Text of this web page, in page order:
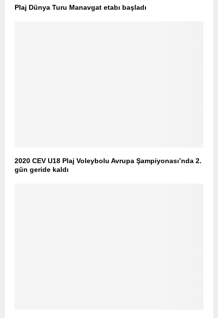
Plaj Dünya Turu Manavgat etabı başladı
2020 CEV U18 Plaj Voleybolu Avrupa Şampiyonası’nda 2.
gün geride kaldı